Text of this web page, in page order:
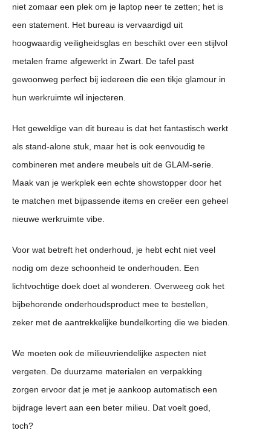
niet zomaar een plek om je laptop neer te zetten; het is
een statement. Het bureau is vervaardigd uit
hoogwaardig veiligheidsglas en beschikt over een stijlvol
metalen frame afgewerkt in Zwart. De tafel past
gewoonweg perfect bij iedereen die een tikje glamour in
hun werkruimte wil injecteren.
Het geweldige van dit bureau is dat het fantastisch werkt
als stand-alone stuk, maar het is ook eenvoudig te
combineren met andere meubels uit de GLAM-serie.
Maak van je werkplek een echte showstopper door het
te matchen met bijpassende items en creëer een geheel
nieuwe werkruimte vibe.
Voor wat betreft het onderhoud, je hebt echt niet veel
nodig om deze schoonheid te onderhouden. Een
lichtvochtige doek doet al wonderen. Overweeg ook het
bijbehorende onderhoudsproduct mee te bestellen,
zeker met de aantrekkelijke bundelkorting die we bieden.
We moeten ook de milieuvriendelijke aspecten niet
vergeten. De duurzame materialen en verpakking
zorgen ervoor dat je met je aankoop automatisch een
bijdrage levert aan een beter milieu. Dat voelt goed,
toch?